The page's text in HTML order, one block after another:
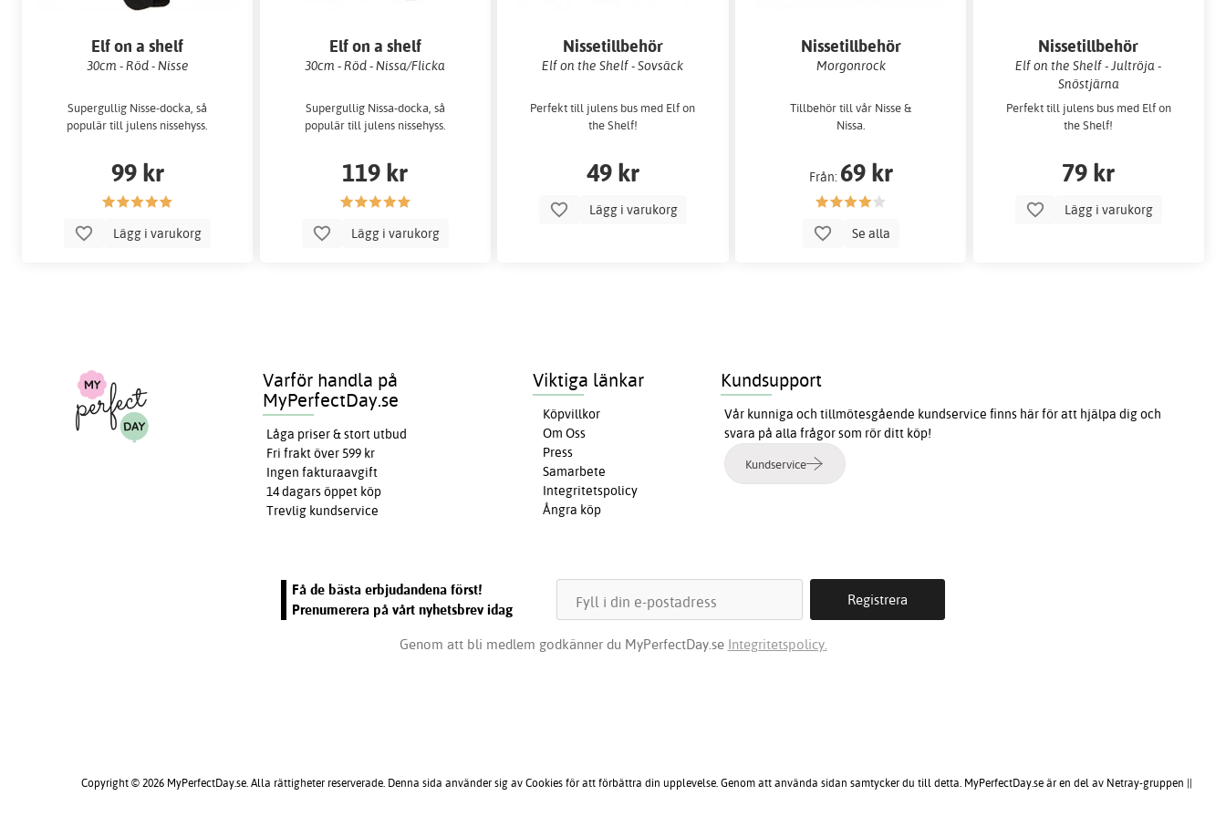
Elf on a shelf
30cm - Röd - Nisse
Supergullig Nisse-docka, så
populär till julens nissehyss.
99 kr
Lägg i varukorg
Elf on a shelf
30cm - Röd - Nissa/Flicka
Supergullig Nissa-docka, så
populär till julens nissehyss.
119 kr
Lägg i varukorg
Nissetillbehör
Elf on the Shelf - Sovsäck
Perfekt till julens bus med Elf on
the Shelf!
49 kr
Lägg i varukorg
Nissetillbehör
Morgonrock
Tillbehör till vår Nisse &
Nissa.
Från: 69 kr
Se alla
Nissetillbehör
Elf on the Shelf - Jultröja -
Snöstjärna
Perfekt till julens bus med Elf on
the Shelf!
79 kr
Lägg i varukorg
Varför handla på
MyPerfectDay.se
Låga priser & stort utbud
Fri frakt över 599 kr
Ingen fakturaavgift
14 dagars öppet köp
Trevlig kundservice
Viktiga länkar
Köpvillkor
Om Oss
Press
Samarbete
Integritetspolicy
Ångra köp
Kundsupport
Vår kunniga och tillmötesgående kundservice finns här för att hjälpa dig och
svara på alla frågor som rör ditt köp!
Kundservice
Få de bästa erbjudandena först!
Prenumerera på vårt nyhetsbrev idag
Genom att bli medlem godkänner du MyPerfectDay.se Integritetspolicy.
Copyright © 2026 MyPerfectDay.se. Alla rättigheter reserverade. Denna sida använder sig av Cookies för att förbättra din upplevelse. Genom att använda sidan samtycker du till detta. MyPerfectDay.se är en del av Netray-gruppen ||